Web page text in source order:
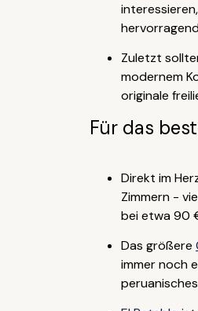
Zuletzt
modernem
originale
Für das
Direkt im
Zimmern -
bei etwa 90
Das größere
immer noch